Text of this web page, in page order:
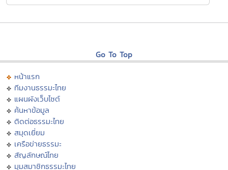
Go To Top
หน้าแรก
ทีมงานธรรมะไทย
แผนผังเว็บไซต์
ค้นหาข้อมูล
ติดต่อธรรมะไทย
สมุดเยี่ยม
เครือข่ายธรรมะ
สัญลักษณ์ไทย
มุมสมาชิกธรรมะไทย